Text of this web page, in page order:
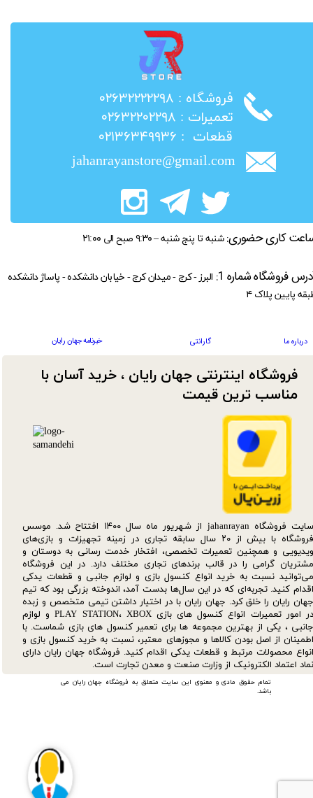
تمام حقوق مادی و معنوی این سایت متعلق به فروشگاه جهان رایان می
باشد.
​فروشگاه : ۰۲۶۳۲۲۲۲۲۹۸
​تعمیرات : ۰۲۶۳۲۲۰۲۲۹۸
​قطعات : ۰۲۱۳۶۳۴۹۹۳۶
jahanrayanstore@gmail.com
سایت فروشگاه jahanrayan از شهریور ماه سال ۱۴۰۰ افتتاح شد. موسس
فروشگاه با بیش از ۲۰ سال سابقه تجاری در زمینه تجهیزات و بازی‌های
ویدیویی و همچنین تعمیرات تخصصی، افتخار خدمت رسانی به دوستان و
مشتریان گرامی را در قالب برندهای تجاری مختلف دارد. در این فروشگاه
می‌توانید نسبت به خرید انواع کنسول بازی و لوازم جانبی و قطعات یدکی‌
اقدام کنید. تجربه‌ای که در این سال‌ها بدست آمد، اندوخته بزرگی بود که تیم
جهان رایان را خلق کرد. جهان رایان با در اختیار داشتن تیمی متخصص و زبده
در امور تعمیرات انواع کنسول های بازی PLAY STATION، XBOX و لوازم
جانبی ، یکی از بهترین مجموعه ها برای تعمیر کنسول های بازی شماست. با
اطمینان از اصل بودن کالاها و مجوزهای معتبر، نسبت به خرید کنسول بازی و
انواع محصولات مرتبط و قطعات یدکی اقدام کنید. فروشگاه جهان رایان دارای
نماد اعتماد الکترونیک از وزارت صنعت و معدن تجارت است.
فروشگاه اینترنتی جهان رایان ، خرید آسان با
مناسب ترین قیمت​​​​​​​
کاری حضوری: شنبه تا پنج شنبه – ۹:۳۰ صبح الی ۲۱:۰۰
درباره ما گارانتی خبرنامه جهان رایان
فروشگاه شماره 1:
البرز - کرج - میدان کرج - خیابان دانشکده - پاساژ دانشکده
پایین پلاک ۴